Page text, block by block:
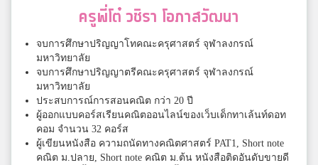
ครูพี่โต๋ วชิรา โอภาสวัฒนา
จบการศึกษาปริญญาโทคณะครุศาสตร์ จุฬาลงกรณ์
มหาวิทยาลัย
จบการศึกษาปริญญาตรีคณะครุศาสตร์ จุฬาลงกรณ์
มหาวิทยาลัย
ประสบการณ์การสอนคณิต กว่า 20 ปี
ผู้ออกแบบคอร์สเรียนคณิตออนไลน์ของเว็บเด็กทาเล้นท์ดอท
คอม จำนวน 32 คอร์ส
ผู้เขียนหนังสือ ความถนัดทางคณิตศาสตร์ PAT1, Short note
คณิต ม.ปลาย, Short note คณิต ม.ต้น หนังสือติดอันดับขายดี